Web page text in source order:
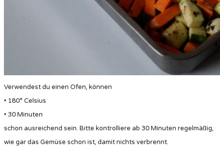
Verwendest du einen Ofen, können
• 180° Celsius
• 30 Minuten
schon ausreichend sein. Bitte kontrolliere ab 30 Minuten regelmäßig,
wie gar das Gemüse schon ist, damit nichts verbrennt.